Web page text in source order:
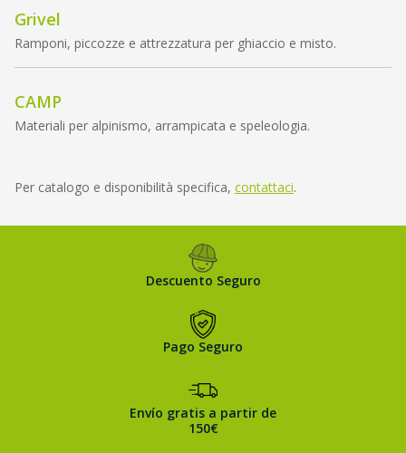
Grivel
Ramponi, piccozze e attrezzatura per ghiaccio e misto.
CAMP
Materiali per alpinismo, arrampicata e speleologia.
Per catalogo e disponibilità specifica, contattaci.
Descuento Seguro
Pago Seguro
Envío gratis a partir de
150€